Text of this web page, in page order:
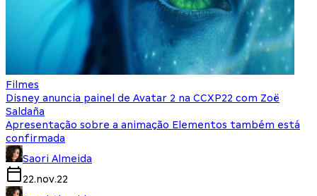
Filmes
Disney anuncia painel de Avatar 2 na CCXP22 com Zoë
Saldaña
Apresentação sobre a animação Elementos também está
confirmada
Saori Almeida
22.nov.22